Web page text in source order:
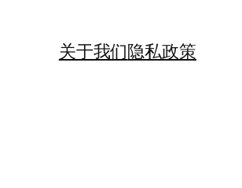
关于我们隐私政策